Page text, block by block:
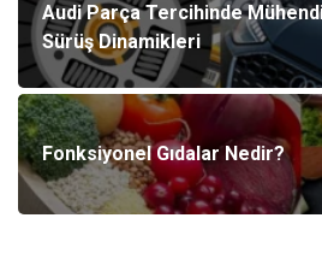
Audi Parça Tercihinde
Sürüş Dinamikleri
Fonksiyonel Gıdalar Nedir?